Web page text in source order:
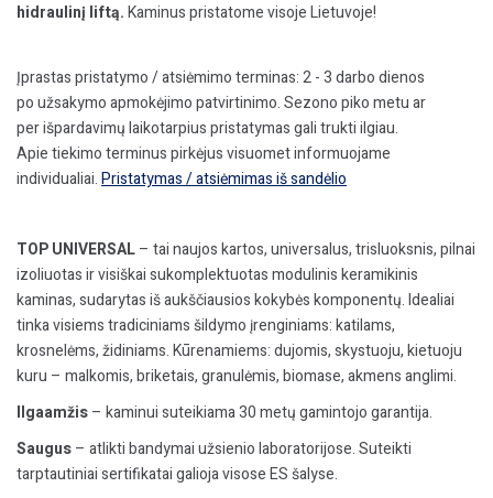
hidraulinį liftą.Kaminus pristatome visoje Lietuvoje!
Įprastas pristatymo / atsiėmimo terminas: 2 - 3 darbo dienos
po užsakymo apmokėjimo patvirtinimo. Sezono piko metu ar
per išpardavimų laikotarpius pristatymas gali trukti ilgiau.
Apie tiekimo terminus pirkėjus visuomet informuojame
individualiai.Pristatymas / atsiėmimas iš sandėlio
TOP UNIVERSAL– tai naujos kartos, universalus, trisluoksnis, pilnai
izoliuotas ir visiškai sukomplektuotas modulinis keramikinis
kaminas, sudarytas iš aukščiausios kokybės komponentų. Idealiai
tinka visiems tradiciniams šildymo įrenginiams: katilams,
krosnelėms, židiniams. Kūrenamiems: dujomis, skystuoju, kietuoju
kuru – malkomis, briketais, granulėmis, biomase, akmens anglimi.
Ilgaamžis– kaminui suteikiama 30 metų gamintojo garantija.
Saugus– atlikti bandymai užsienio laboratorijose. Suteikti
tarptautiniai sertifikatai galioja visose ES šalyse.